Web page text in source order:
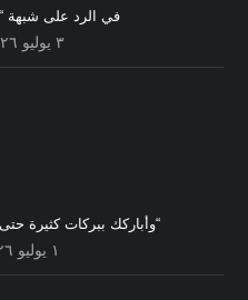
في الرد على شبهة
٣ يوليو ٢٠٢٦
“وأباركك ببركات كثيرة
١ يوليو ٢٠٢٦